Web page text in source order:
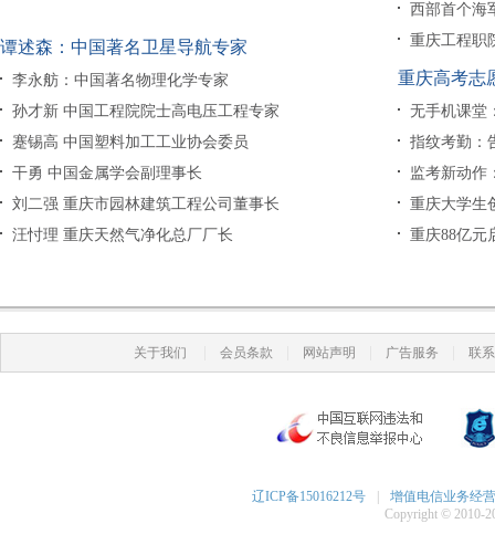
谭述森：中国著名卫星导航专家
李永舫：中国著名物理化学专家
孙才新 中国工程院院士高电压工程专家
蹇锡高 中国塑料加工工业协会委员
干勇 中国金属学会副理事长
刘二强 重庆市园林建筑工程公司董事长
汪忖理 重庆天然气净化总厂厂长
西部首个海
重庆工程职
重庆高考志
无手机课堂
指纹考勤：
监考新动作
重庆大学生
重庆88亿元
关于我们 会员条款 网站声明 广告服务 联
辽ICP备15016212号
增值电信业务经
Copyright © 2010-